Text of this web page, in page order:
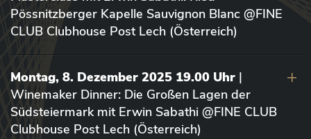
Pössnitzberger Kapelle Sauvignon Blanc @FINE
CLUB Clubhouse Post Lech (Österreich)
Montag, 8. Dezember 2025 19.00 Uhr |
Winemaker Dinner: Die Großen Lagen der
Südsteiermark mit Erwin Sabathi @FINE CLUB
Clubhouse Post Lech (Österreich)